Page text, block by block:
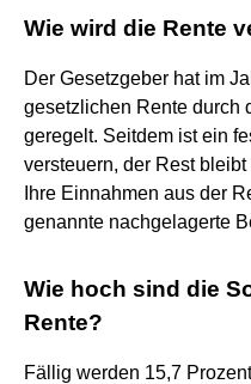
Wie wird die Rente
Der Gesetzgeber hat im
gesetzlichen Rente durch
geregelt. Seitdem ist ein
versteuern, der Rest
Ihre Einnahmen aus der
genannte nachgelagerte
Wie hoch sind die
Rente?
Fällig werden 15,7